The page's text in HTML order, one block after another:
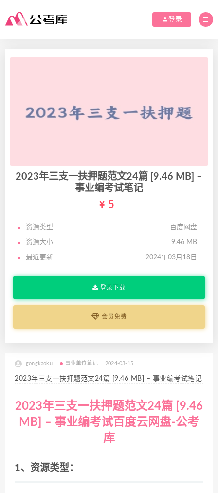
登录
2023年三支一扶押题范文24篇 [9.46 MB] –
事业编考试笔记
5
资源类型 百度网盘
资源大小 9.46 MB
最近更新 2024年03月18日
登录下载
会员免费
gongkaoku 事业单位笔记 2024-03-15
2023年三支一扶押题范文24篇 [9.46 MB] – 事业编考试笔记
2023年三支一扶押题范文24篇 [9.46
MB] – 事业编考试百度云网盘-公考
库
1、资源类型：